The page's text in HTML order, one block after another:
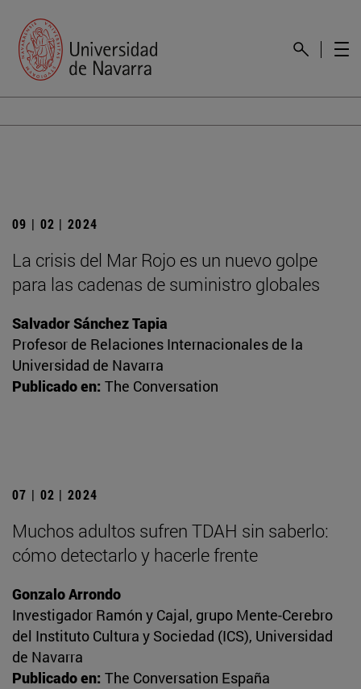
09 | 02 | 2024
La crisis del Mar Rojo es un nuevo golpe
para las cadenas de suministro globales
Salvador Sánchez Tapia
Profesor de Relaciones Internacionales de la
Universidad de Navarra
Publicado en: The Conversation
07 | 02 | 2024
Muchos adultos sufren TDAH sin saberlo:
cómo detectarlo y hacerle frente
Gonzalo Arrondo
Investigador Ramón y Cajal, grupo Mente-Cerebro
del Instituto Cultura y Sociedad (ICS), Universidad
de Navarra
Publicado en: The Conversation España